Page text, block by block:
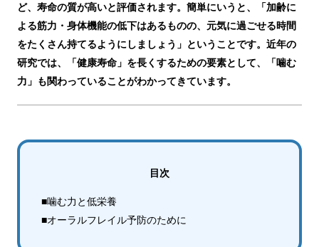
ど、寿命の質が高いと評価されます。簡単にいうと、「加齢に
よる筋力・身体機能の低下はあるものの、元気に過ごせる時間
をたくさん持てるようにしましょう」ということです。近年の
研究では、「健康寿命」を長くするための要素として、「噛む
力」も関わっていることがわかってきています。
目次
■噛む力と低栄養
■オーラルフレイル予防のために